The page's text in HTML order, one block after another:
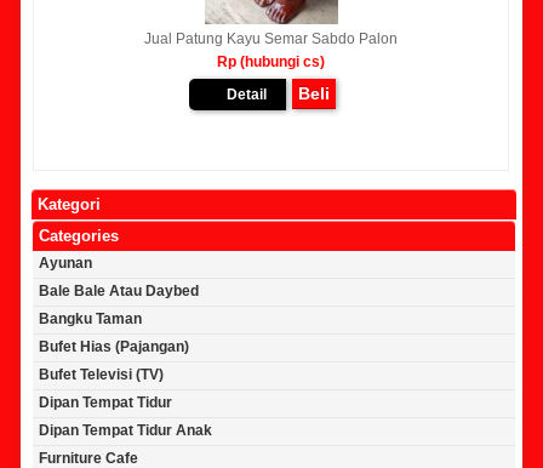
Jual Patung Kayu Semar Sabdo Palon
Rp (hubungi cs)
Detail
Beli
Kategori
Categories
Ayunan
Bale Bale Atau Daybed
Bangku Taman
Bufet Hias (Pajangan)
Bufet Televisi (TV)
Dipan Tempat Tidur
Dipan Tempat Tidur Anak
Furniture Cafe